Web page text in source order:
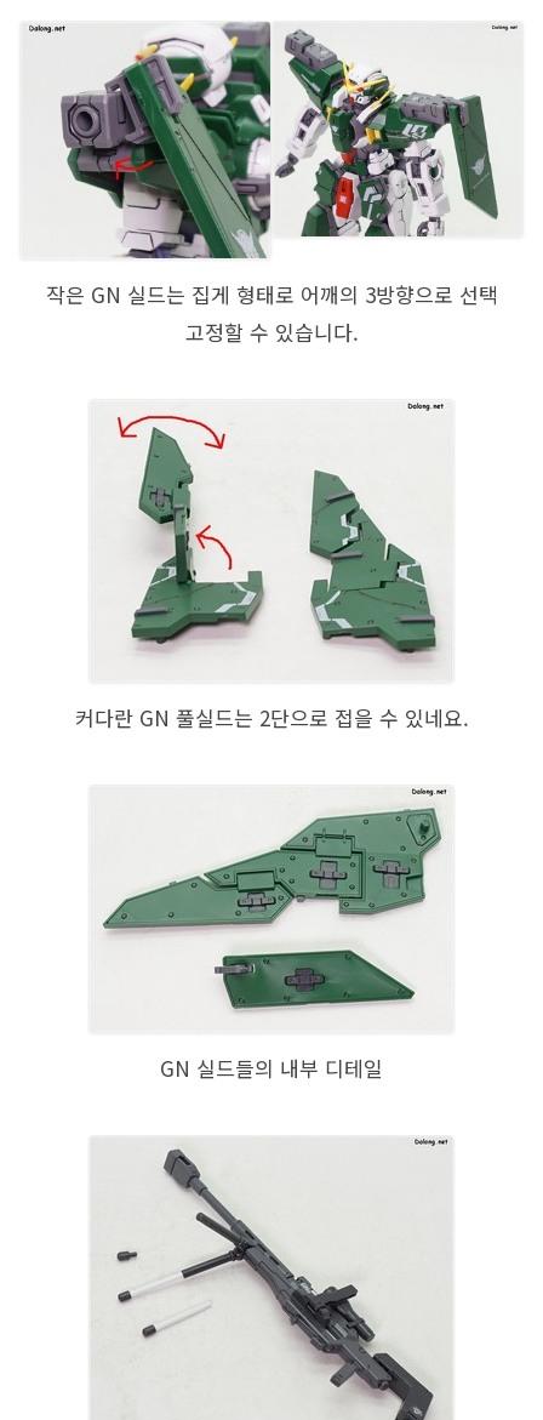
작은 GN 실드는 집게 형태로 어깨의 3방향으로 선택
고정할 수 있습니다.
커다란 GN 풀실드는 2단으로 접을 수 있네요.
GN 실드들의 내부 디테일